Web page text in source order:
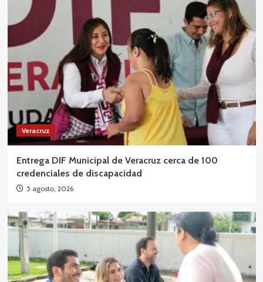
Veracruz
Entrega DIF Municipal de Veracruz cerca de 100
credenciales de discapacidad
5 agosto, 2026